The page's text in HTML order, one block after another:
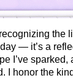
the
— it’s a
I’ve sparked,
I honor the